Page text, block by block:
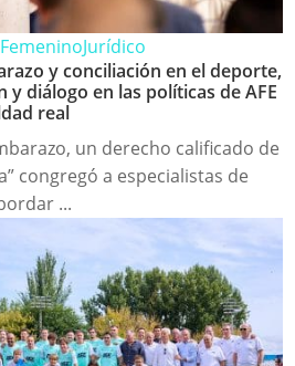
Jurídico
y conciliación en el deporte,
y diálogo en las políticas de AFE
real
un derecho calificado de
congregó a especialistas de
...